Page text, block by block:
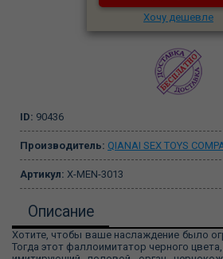
Хочу дешевле
ID: 90436
Производитель: QIANAI SEX TOYS
Артикул: X-MEN-3013
Описание
Хотите, чтобы ваше наслаждение было
Тогда этот фаллоимитатор черного цвета,